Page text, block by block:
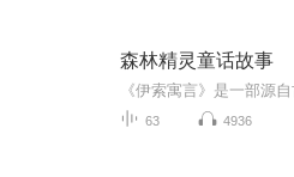
森林精灵童话故事
63 4936